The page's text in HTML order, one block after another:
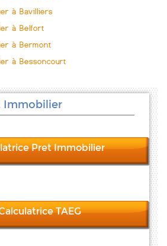
à Bavilliers
à Belfort
à Bermont
à Bessoncourt
Immobilier
Pret Immobilier
TAEG